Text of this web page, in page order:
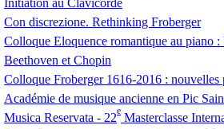
Initiation au Clavicorde
Con discrezione. Rethinking Froberger
Colloque Eloquence romantique au piano :
Beethoven et Chopin
Colloque Froberger 1616-2016 : nouvelles
Académie de musique ancienne en Pic
Musica Reservata - 22
e
Masterclasse